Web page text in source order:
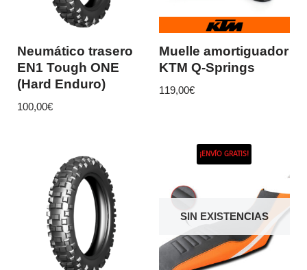
Neumático trasero
EN1 Tough ONE
(Hard Enduro)
100,00€
Muelle amortiguador
KTM Q-Springs
119,00€
SIN EXISTENCIAS
¡ENVÍO GRATIS!